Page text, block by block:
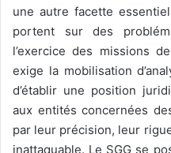
une autre facette
portent sur des
l’exercice des missions
exige la mobilisation
d’établir une position
aux entités concernées
par leur précision, leur
inattaquable. Le SGG se